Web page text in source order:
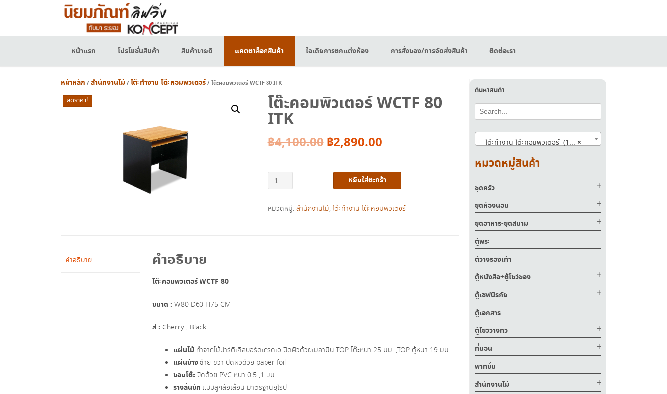
หน้าแรก โปรโมชั่นสินค้า สินค้าขายดี แคตตาล็อกสินค้า ไอเดียการตกแต่งห้อง การสั่งของ/การจัดส่งสินค้า ติดต่อเรา
หน้าหลัก /สำนักงานไม้/โต๊ะทำงาน โต๊ะคอมพิวเตอร์/ โต๊ะคอมพิวเตอร์ WCTF 80 ITK
ลดราคา! โต๊ะคอมพิวเตอร์ WCTF 80
ITK
฿4,100.00 Original
was:
฿4,100.00.
฿2,890.00Current
is:
฿2,890.00.
จำนวน
โต๊ะ
WCTF
หยิบใส่ตะกร้า
หมวดหมู่: สำนักงานไม้, โต๊ะทำงาน โต๊ะคอมพิวเตอร์
คำอธิบาย คำอธิบาย
โต๊ะคอมพิวเตอร์ WCTF 80
ขนาด : W80 D60 H75 CM
สี : Cherry , Black
แผ่นไม้ทำจากไม้ปาร์ติเคิลบอร์ดเกรดเอ ปิดผิวด้วยเมลามีน TOP โต๊ะหนา 25 มม. ,TOP ตู้หนา 19 มม.
แผ่นข้างซ้าย-ขวา ปิดผิวด้วย paper foil
ขอบโต๊ะปิดด้วย PVC หนา 0.5 ,1 มม.
รางลิ้นชัก แบบลูกล้อเลื่อน มาตรฐานยุโรป
ค้นหาสินค้า
×
โต๊ะทำงาน โต๊ะคอมพิวเตอร์ (156)
หมวดหมู่สินค้า
ชุดครัว
ชุดห้องนอน
ชุดอาหาร-ชุดสนาม
ตู้พระ
ตู้วางรองเท้า
ตู้หนังสือ+ตู้โชว์ของ
ตู้เซฟนิรภัย
ตู้เอกสาร
ตู้โชว์วางทีวี
ที่นอน
พาทิชั่น
สำนักงานไม้